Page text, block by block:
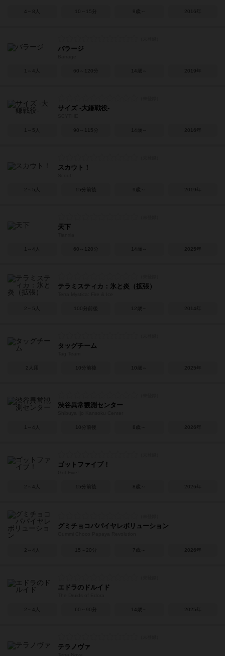
4～8人 10～15分 9歳～ 2016年
バラージ
1～4人 60～120分 14歳～ 2019年
サイズ -大鎌戦役-
1～5人 90～115分 14歳～ 2016年
スカウト！
2～5人 15分前後 9歳～ 2019年
天下
1～4人 60～120分 14歳～ 2025年
テラミスティカ：氷と炎（拡張）
2～5人 100分前後 12歳～ 2014年
タッグチーム
2人用 10分前後 10歳～ 2025年
渋谷異常観測センター
1～4人 10分前後 8歳～ 2026年
ゴットファイブ！
2～4人 15分前後 8歳～ 2026年
グミチョコパパイヤレボリューション
2～4人 15～20分 7歳～ 2026年
エドラのドルイド
2～4人 60～90分 14歳～ 2025年
テラノヴァ